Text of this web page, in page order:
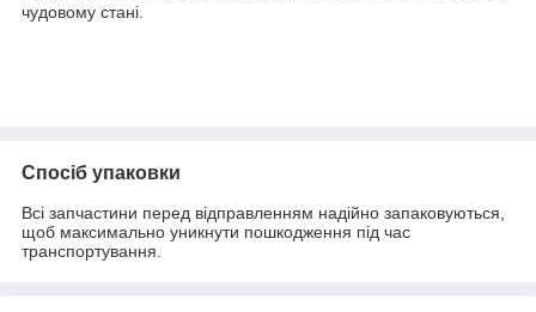
чудовому стані.
Спосіб упаковки
Всі запчастини перед відправленням надійно запаковуються,
щоб максимально уникнути пошкодження під час
транспортування.